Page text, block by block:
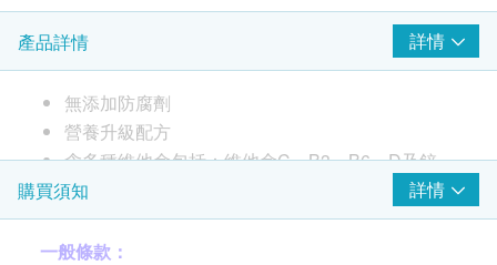
產品詳情 詳情
無添加防腐劑
營養升級配方
含多種維他命包括：維他命C、B3、B6、D及鋅
成份：水、濃縮蘋果汁、糖、維他命(C, 菸鹼胺,
B6, D)、酸度調節劑(296)、調味料、葡萄糖酸鋅、
增稠劑(466)、色素(150d)
購買須知 詳情
一般條款：